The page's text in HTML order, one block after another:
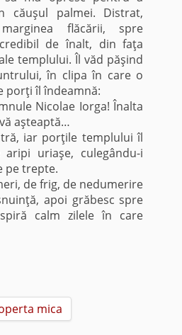
căuşul palmei. Distrat,
flăcării, spre
de înalt, din faţa
templului. Îl văd păşind
în clipa în care o
porţi îl îndeamnă:
Nicolae Iorga! Înalta
aşteaptă…
iar porţile templului îl
uriaşe, culegându-i
pe trepte.
de frig, de nedumerire
apoi grăbesc spre
calm zilele în care